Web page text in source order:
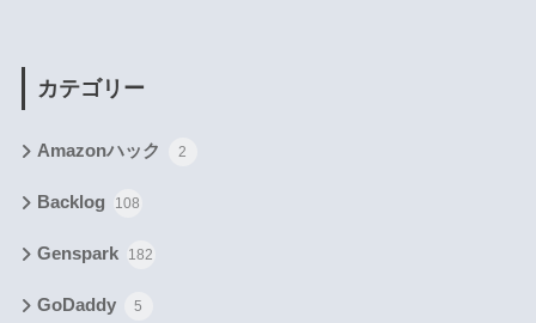
カテゴリー
Amazonハック 2
Backlog 108
Genspark 182
GoDaddy 5